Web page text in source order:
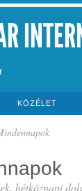
KÖZÉLET
hétköznapi